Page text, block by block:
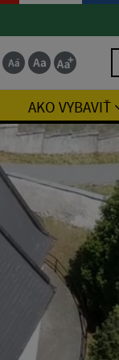
AKO VYBAVIŤ